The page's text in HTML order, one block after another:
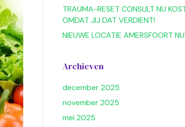
TRAUMA-RESET CONSULT NU
OMDAT JIJ DAT VERDIENT!
NIEUWE LOCATIE AMERSFOORT
Archieven
december 2025
november 2025
mei 2025